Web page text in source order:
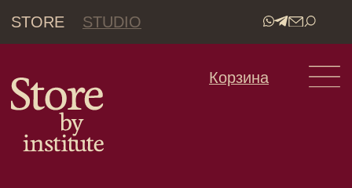
STORE STUDIO
•
Revital Summer RHEA